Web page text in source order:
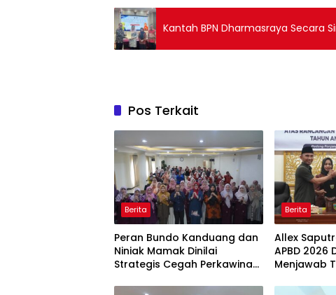
Kantah BPN Dharmasraya Secara
Pos Terkait
Berita
Peran Bundo Kanduang dan
Niniak Mamak Dinilai
Strategis Cegah Perkawinan
Berita
Allex
APBD 2026
Menjawab